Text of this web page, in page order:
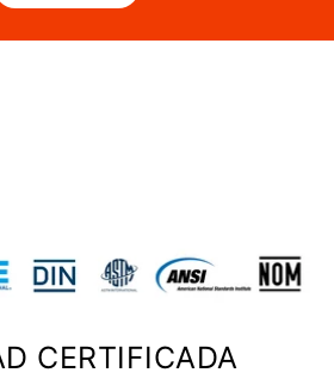
CERTIFICADA